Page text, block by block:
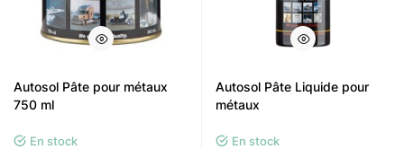
Autosol Pâte pour métaux
750 ml
En stock
Autosol Pâte Liquide pour
métaux
En stock